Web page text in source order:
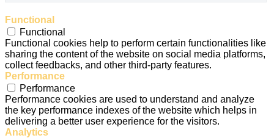
Functional
Functional
Functional cookies help to perform certain functionalities like
sharing the content of the website on social media platforms,
collect feedbacks, and other third-party features.
Performance
Performance
Performance cookies are used to understand and analyze
the key performance indexes of the website which helps in
delivering a better user experience for the visitors.
Analytics